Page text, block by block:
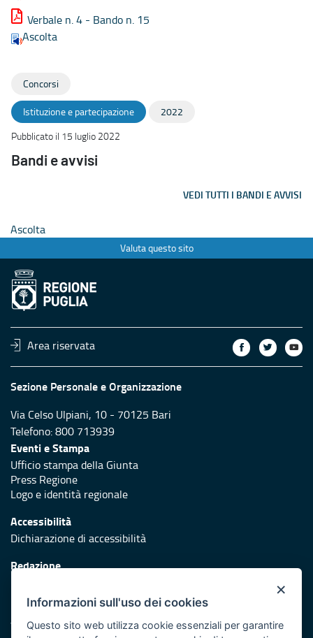
Verbale n. 4 - Bando n. 15
Ascolta
Concorsi
Istituzione e partecipazione
2022
Pubblicato il 15 luglio 2022
Bandi e avvisi
VEDI TUTTI I BANDI E AVVISI
Ascolta
Valuta questo sito
Area riservata
Sezione Personale e Organizzazione
Via Celso Ulpiani, 10 - 70125 Bari
Telefono: 800 713939
Eventi e Stampa
Ufficio stampa della Giunta
Press Regione
Logo e identità regionale
Accessibilità
Dichiarazione di accessibilità
Redazione
Protezione civile
Vai al sito di Protezione Civile Puglia
×
Informazioni sull'uso dei cookies
Questo sito web utilizza cookie essenziali per garantire